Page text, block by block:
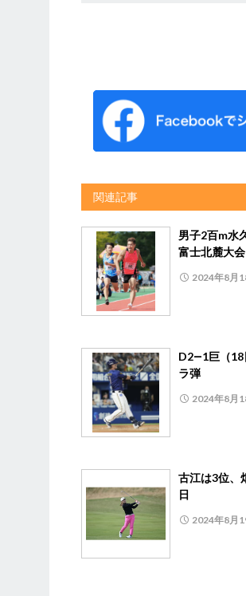
関連記事
男子2百m水
富士北麓大
2024年8月
D2―1巨（18
ラ弾
2024年8月
古江は3位、
日
2024年8月